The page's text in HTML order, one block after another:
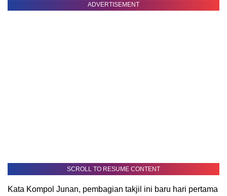
ADVERTISEMENT
SCROLL TO RESUME CONTENT
Kata Kompol Junan, pembagian takjil ini baru hari pertama